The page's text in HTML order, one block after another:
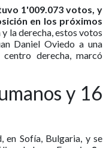
1'009.073 votos, y
en los próximos
la derecha, estos votos
Daniel Oviedo a una
derecha, marcó
y 16
en Sofía, Bulgaria, y se